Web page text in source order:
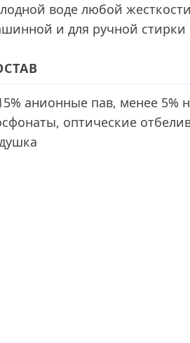
воде любой
и для ручной стирки
анионные пав, менее 5%
оптические